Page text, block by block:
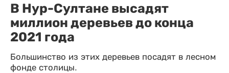
В Нур-Султане высадят
миллион деревьев до конца
2021 года
Большинство из этих деревьев посадят в лесном
фонде столицы.